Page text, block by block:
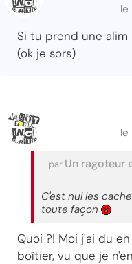
le
Si tu prend une alim
(ok je sors)
le
par Un ragoteur
C'est nul les
toute façon
Quoi ?! Moi j'ai du
boîtier, vu que je